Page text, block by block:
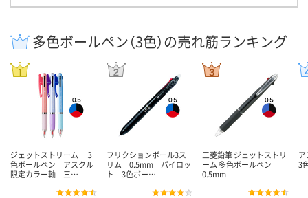
多色ボールペン（3色）の売れ筋ランキング
ジェットストリーム ３
色ボールペン アスクル
限定カラー軸 三…
フリクションボール3ス
リム 0.5mm パイロッ
ト 3色ボー…
三菱鉛筆 ジェットストリ
ーム 多色ボールペン
0.5mm
3